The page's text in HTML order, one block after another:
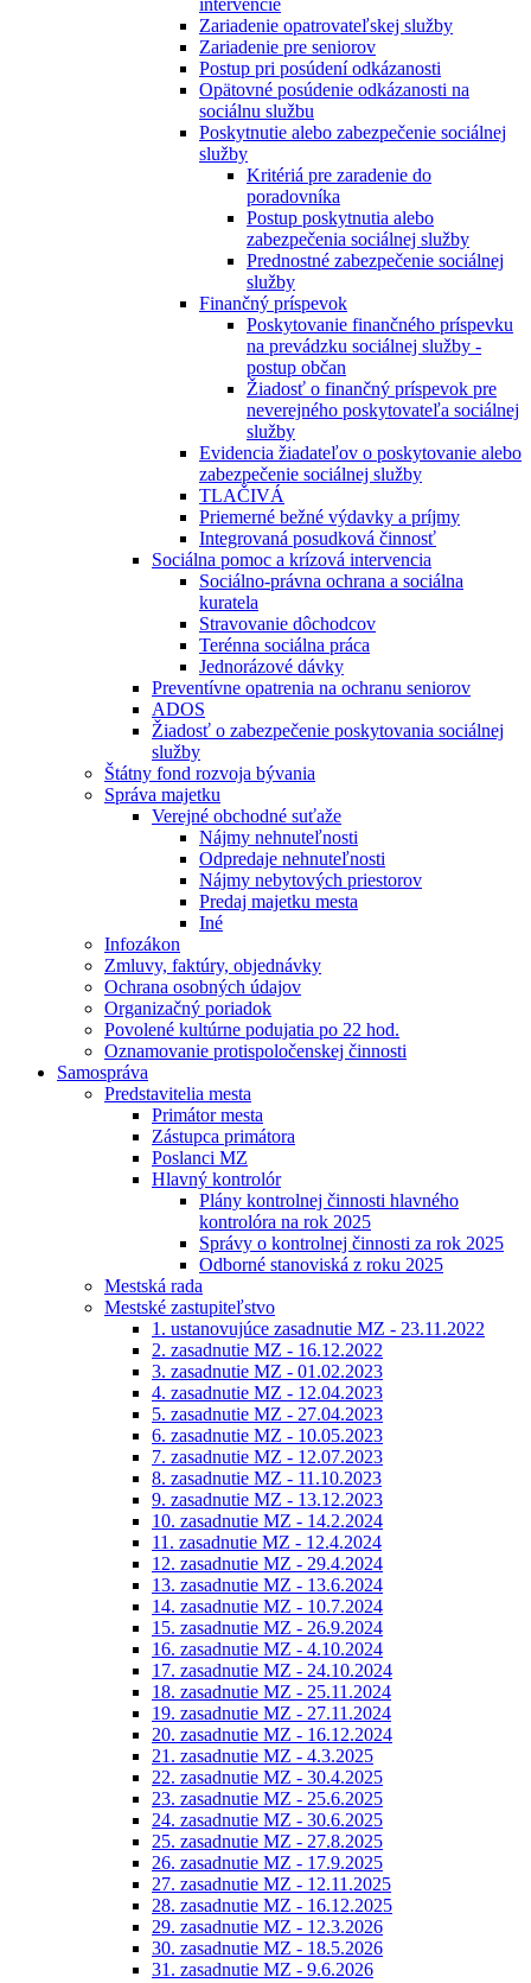
intervencie
Zariadenie opatrovateľskej služby
Zariadenie pre seniorov
Postup pri posúdení odkázanosti
Opätovné posúdenie odkázanosti na
sociálnu službu
Poskytnutie alebo zabezpečenie sociálnej
služby
Kritériá pre zaradenie do
poradovníka
Postup poskytnutia alebo
zabezpečenia sociálnej služby
Prednostné zabezpečenie sociálnej
služby
Finančný príspevok
Poskytovanie finančného príspevku
na prevádzku sociálnej služby -
postup občan
Žiadosť o finančný príspevok pre
neverejného poskytovateľa sociálnej
služby
Evidencia žiadateľov o poskytovanie alebo
zabezpečenie sociálnej služby
TLAČIVÁ
Priemerné bežné výdavky a príjmy
Integrovaná posudková činnosť
Sociálna pomoc a krízová intervencia
Sociálno-právna ochrana a sociálna
kuratela
Stravovanie dôchodcov
Terénna sociálna práca
Jednorázové dávky
Preventívne opatrenia na ochranu seniorov
ADOS
Žiadosť o zabezpečenie poskytovania sociálnej
služby
Štátny fond rozvoja bývania
Správa majetku
Verejné obchodné suťaže
Nájmy nehnuteľnosti
Odpredaje nehnuteľnosti
Nájmy nebytových priestorov
Predaj majetku mesta
Iné
Infozákon
Zmluvy, faktúry, objednávky
Ochrana osobných údajov
Organizačný poriadok
Povolené kultúrne podujatia po 22 hod.
Oznamovanie protispoločenskej činnosti
Samospráva
Predstavitelia mesta
Primátor mesta
Zástupca primátora
Poslanci MZ
Hlavný kontrolór
Plány kontrolnej činnosti hlavného
kontrolóra na rok 2025
Správy o kontrolnej činnosti za rok 2025
Odborné stanoviská z roku 2025
Mestská rada
Mestské zastupiteľstvo
1. ustanovujúce zasadnutie MZ - 23.11.2022
2. zasadnutie MZ - 16.12.2022
3. zasadnutie MZ - 01.02.2023
4. zasadnutie MZ - 12.04.2023
5. zasadnutie MZ - 27.04.2023
6. zasadnutie MZ - 10.05.2023
7. zasadnutie MZ - 12.07.2023
8. zasadnutie MZ - 11.10.2023
9. zasadnutie MZ - 13.12.2023
10. zasadnutie MZ - 14.2.2024
11. zasadnutie MZ - 12.4.2024
12. zasadnutie MZ - 29.4.2024
13. zasadnutie MZ - 13.6.2024
14. zasadnutie MZ - 10.7.2024
15. zasadnutie MZ - 26.9.2024
16. zasadnutie MZ - 4.10.2024
17. zasadnutie MZ - 24.10.2024
18. zasadnutie MZ - 25.11.2024
19. zasadnutie MZ - 27.11.2024
20. zasadnutie MZ - 16.12.2024
21. zasadnutie MZ - 4.3.2025
22. zasadnutie MZ - 30.4.2025
23. zasadnutie MZ - 25.6.2025
24. zasadnutie MZ - 30.6.2025
25. zasadnutie MZ - 27.8.2025
26. zasadnutie MZ - 17.9.2025
27. zasadnutie MZ - 12.11.2025
28. zasadnutie MZ - 16.12.2025
29. zasadnutie MZ - 12.3.2026
30. zasadnutie MZ - 18.5.2026
31. zasadnutie MZ - 9.6.2026